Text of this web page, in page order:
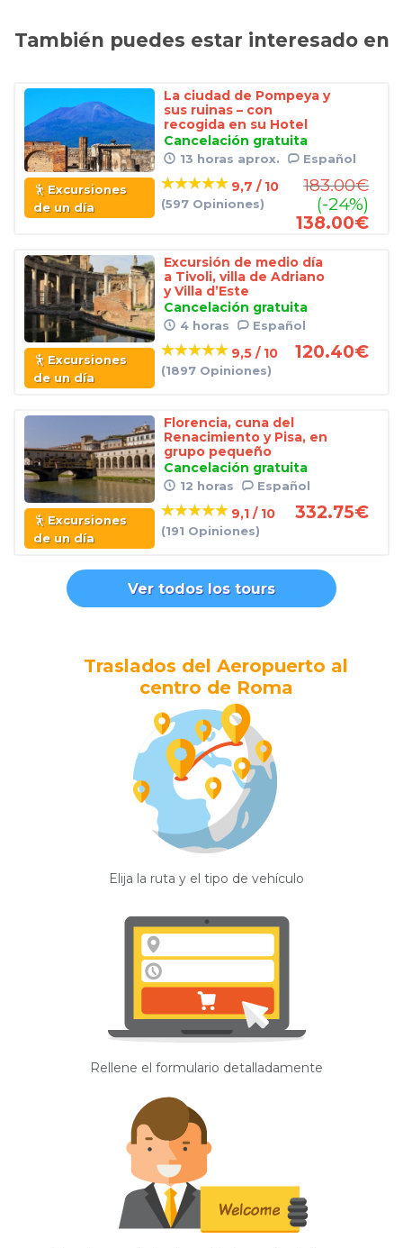
También puedes estar interesado en
Excursiones
de un día
La ciudad de Pompeya y
sus ruinas – con
recogida en su Hotel
Cancelación gratuita
13 horas aprox. Español
9,7 / 10
(597 Opiniones)
183.00€
(-24%)
138.00€
Excursiones
de un día
Excursión de medio día
a Tivoli, villa de Adriano
y Villa d’Este
Cancelación gratuita
4 horas Español
9,5 / 10
(1897 Opiniones)
120.40€
Excursiones
de un día
Florencia, cuna del
Renacimiento y Pisa, en
grupo pequeño
Cancelación gratuita
12 horas Español
9,1 / 10
(191 Opiniones)
332.75€
Ver todos los tours
Traslados del Aeropuerto al
centro de Roma
Elija la ruta y el tipo de vehículo
Rellene el formulario detalladamente